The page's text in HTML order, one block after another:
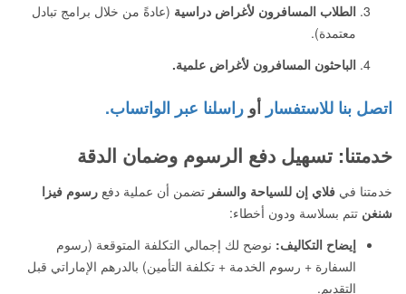
الطلاب المسافرون لأغراض دراسية (عادةً من خلال برامج تبادل
معتمدة).
الباحثون المسافرون لأغراض علمية.
اتصل بنا للاستفسار أو راسلنا عبر الواتساب.
خدمتنا: تسهيل دفع الرسوم وضمان الدقة
خدمتنا في فلاي إن للسياحة والسفر تضمن أن عملية دفع رسوم فيزا
شنغن تتم بسلاسة ودون أخطاء:
إيضاح التكاليف: نوضح لك إجمالي التكلفة المتوقعة (رسوم
السفارة + رسوم الخدمة + تكلفة التأمين) بالدرهم الإماراتي قبل
التقديم.